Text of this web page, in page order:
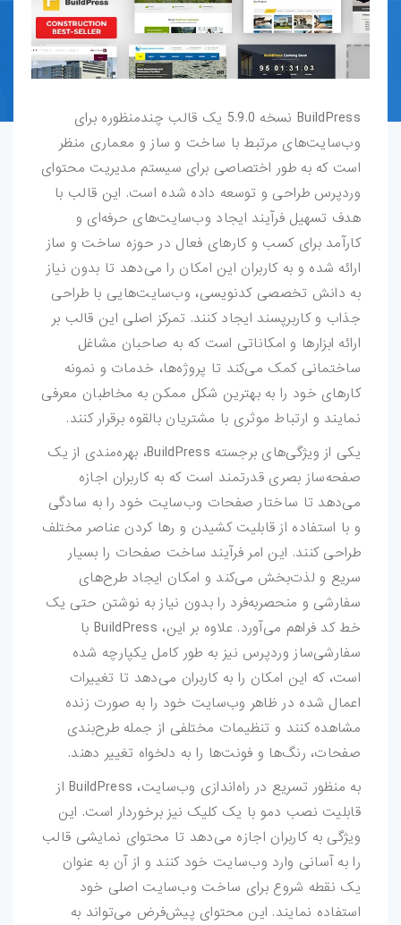
قالب-دروپال
قالب-Shopify
افزونه-وردپرس
طرح-لایه-باز
بروشور-و-کاتالوگ
پوستر
کارت-ویزیت
موکاپ
وکتور
قالب-پست-
استوری
تصاویر-استوک
میکس-و-مونتاژ
فوتیج
پروژه-افتر-افکت
پروژه-پریمیر
فتوشاپ
براش-فتوشاپ
فیلتر-فتوشاپ
BuildPress نسخه 5.9.0 یک قالب چندمنظوره برای
وب‌سایت‌های مرتبط با ساخت و ساز و معماری منظر
است که به طور اختصاصی برای سیستم مدیریت محتوای
وردپرس طراحی و توسعه داده شده است. این قالب با
هدف تسهیل فرآیند ایجاد وب‌سایت‌های حرفه‌ای و
کارآمد برای کسب و کارهای فعال در حوزه ساخت و ساز
ارائه شده و به کاربران این امکان را می‌دهد تا بدون نیاز
به دانش تخصصی کدنویسی، وب‌سایت‌هایی با طراحی
جذاب و کاربرپسند ایجاد کنند. تمرکز اصلی این قالب بر
ارائه ابزارها و امکاناتی است که به صاحبان مشاغل
ساختمانی کمک می‌کند تا پروژه‌ها، خدمات و نمونه
کارهای خود را به بهترین شکل ممکن به مخاطبان معرفی
نمایند و ارتباط موثری با مشتریان بالقوه برقرار کنند.
یکی از ویژگی‌های برجسته BuildPress، بهره‌مندی از یک
صفحه‌ساز بصری قدرتمند است که به کاربران اجازه
می‌دهد تا ساختار صفحات وب‌سایت خود را به سادگی
و با استفاده از قابلیت کشیدن و رها کردن عناصر مختلف
طراحی کنند. این امر فرآیند ساخت صفحات را بسیار
سریع و لذت‌بخش می‌کند و امکان ایجاد طرح‌های
سفارشی و منحصربه‌فرد را بدون نیاز به نوشتن حتی یک
خط کد فراهم می‌آورد. علاوه بر این، BuildPress با
سفارشی‌ساز وردپرس نیز به طور کامل یکپارچه شده
است، که این امکان را به کاربران می‌دهد تا تغییرات
اعمال شده در ظاهر وب‌سایت خود را به صورت زنده
مشاهده کنند و تنظیمات مختلفی از جمله طرح‌بندی
صفحات، رنگ‌ها و فونت‌ها را به دلخواه تغییر دهند.
به منظور تسریع در راه‌اندازی وب‌سایت، BuildPress از
قابلیت نصب دمو با یک کلیک نیز برخوردار است. این
ویژگی به کاربران اجازه می‌دهد تا محتوای نمایشی قالب
را به آسانی وارد وب‌سایت خود کنند و از آن به عنوان
یک نقطه شروع برای ساخت وب‌سایت اصلی خود
استفاده نمایند. این محتوای پیش‌فرض می‌تواند به